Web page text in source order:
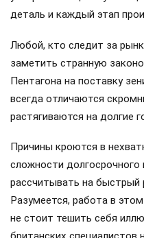
деталь и каждый этап
Любой, кто следит за
заметить странную
Пентагона на поставку
всегда отличаются
растягиваются на долгие
Причины кроются в
сложности
рассчитывать на быстрый
Разумеется, работа в
не стоит тешить себя